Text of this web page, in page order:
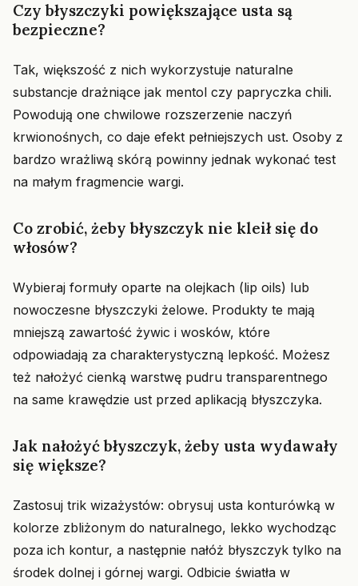
Czy błyszczyki powiększające usta są
bezpieczne?
Tak, większość z nich wykorzystuje naturalne
substancje drażniące jak mentol czy papryczka chili.
Powodują one chwilowe rozszerzenie naczyń
krwionośnych, co daje efekt pełniejszych ust. Osoby z
bardzo wrażliwą skórą powinny jednak wykonać test
na małym fragmencie wargi.
Co zrobić, żeby błyszczyk nie kleił się do
włosów?
Wybieraj formuły oparte na olejkach (lip oils) lub
nowoczesne błyszczyki żelowe. Produkty te mają
mniejszą zawartość żywic i wosków, które
odpowiadają za charakterystyczną lepkość. Możesz
też nałożyć cienką warstwę pudru transparentnego
na same krawędzie ust przed aplikacją błyszczyka.
Jak nałożyć błyszczyk, żeby usta wydawały
się większe?
Zastosuj trik wizażystów: obrysuj usta konturówką w
kolorze zbliżonym do naturalnego, lekko wychodząc
poza ich kontur, a następnie nałóż błyszczyk tylko na
środek dolnej i górnej wargi. Odbicie światła w